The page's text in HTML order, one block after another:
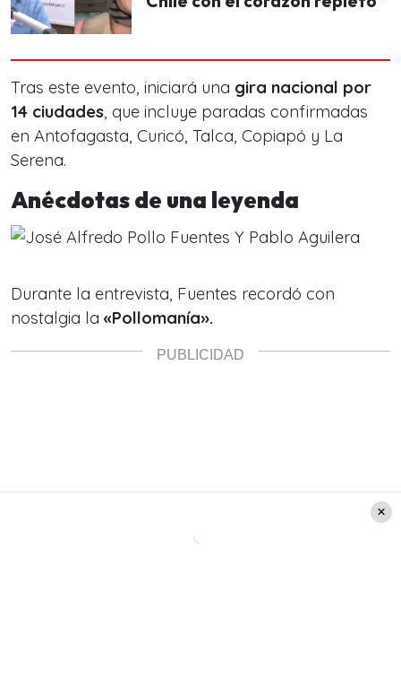
Tras este evento, iniciará una gira nacional por
14 ciudades, que incluye paradas confirmadas
en Antofagasta, Curicó, Talca, Copiapó y La
Serena.
Anécdotas de una leyenda
Durante la entrevista, Fuentes recordó con
nostalgia la «Pollomanía».